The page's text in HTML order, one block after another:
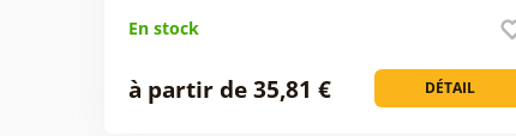
En stock
DÉTAIL
à partir de 35,81 €